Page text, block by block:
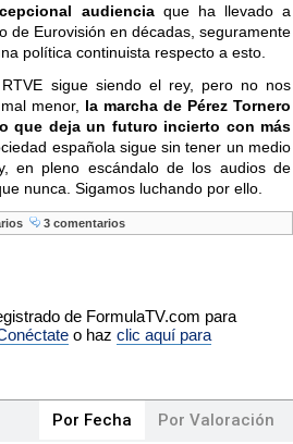
audienciaque ha llevado a
de Eurovisión en décadas, seguramente
política continuista respecto a esto.
sigue siendo el rey, pero no nos
menor, la marcha de Pérez Tornero
que deja un futuro incierto con más
española sigue sin tener un medio
en pleno escándalo de los audios de
nunca. Sigamos luchando por ello.
3 comentarios
de FormulaTV.com para
o haz clic aquí para
Por Fecha Por Valoración